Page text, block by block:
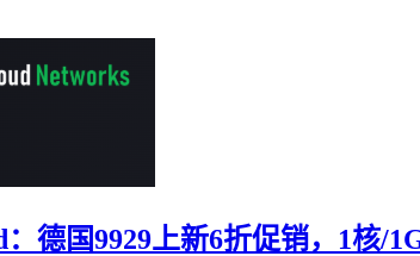
德国9929上新6折促销，1核/